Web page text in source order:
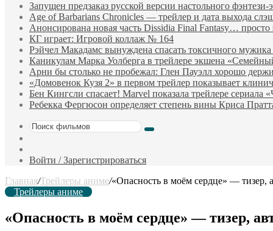
Запущен предзаказ русской версии настольного
Age of Barbarians Chronicles — трейлер и дата выхода
Анонсирована новая часть Dissidia Final Fantasy…
КГ играет: Игровой коллаж № 164
Рэйчел Макадамс вынуждена спасать токсичного
Каникулам Марка Уолберга в трейлере экшена
Арни бы столько не пробежал: Глен Пауэлл хорошо
«Домовенок Кузя 2» в первом трейлер показывает
Бен Кингсли спасает! Marvel показала трейлере сериала
Ребекка Фергюсон определяет степень вины Криса
Поиск
фильм
Войти / Зарегистрироваться
Главная/Трейлеры аниме/«Опасность в моём сердце» — тизер,
Трейлеры аниме
«Опасность в моём сердце» — тизер,